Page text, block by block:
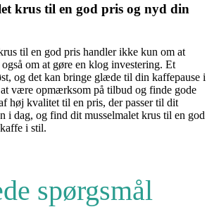
krus til en god pris og nyd din
til en god pris handler ikke kun om at
om at gøre en klog investering. Et
og det kan bringe glæde til din kaffepause i
være opmærksom på tilbud og finde gode
høj kvalitet til en pris, der passer til dit
i dag, og find dit musselmalet krus til en god
i stil.
spørgsmål